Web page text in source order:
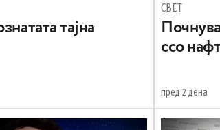
тајна
СВЕТ
ссо
пред 2 дена